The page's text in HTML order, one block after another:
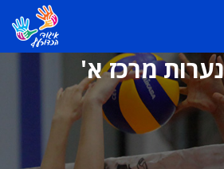
מרכז א'